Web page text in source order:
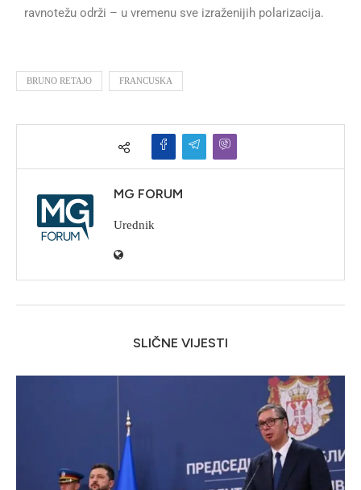
ravnotežu održi – u vremenu sve izraženijih polarizacija.
BRUNO RETAJO FRANCUSKA
MG FORUM
Urednik
SLIČNE VIJESTI